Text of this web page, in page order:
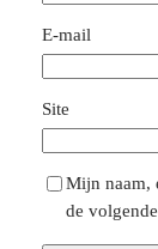
E-mail
Site
Mijn naam,
de